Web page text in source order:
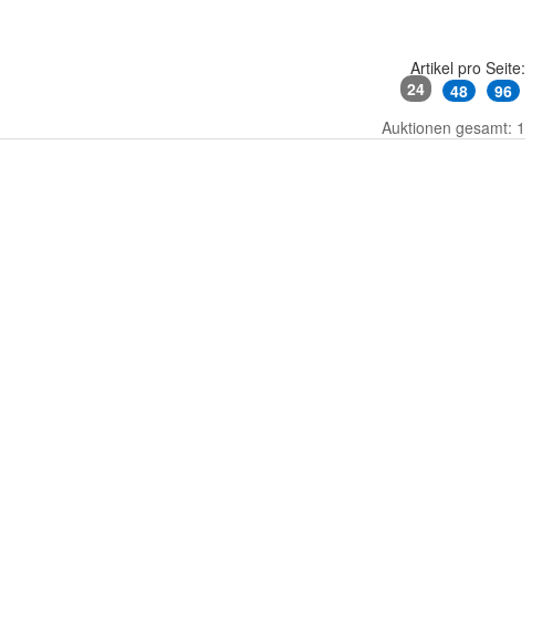
Artikel pro Seite:
24
48
96
Auktionen gesamt: 1